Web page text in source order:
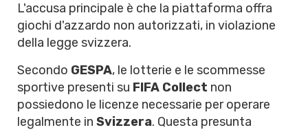
L'accusa principale è che la piattaforma offra
giochi d'azzardo non autorizzati, in violazione
della legge svizzera.
Secondo GESPA, le lotterie e le scommesse
sportive presenti su FIFA Collect non
possiedono le licenze necessarie per operare
legalmente in Svizzera. Questa presunta